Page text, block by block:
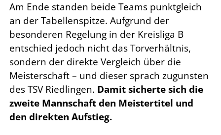
Am Ende standen beide Teams punktgleich
an der Tabellenspitze. Aufgrund der
besonderen Regelung in der Kreisliga B
entschied jedoch nicht das Torverhältnis,
sondern der direkte Vergleich über die
Meisterschaft – und dieser sprach zugunsten
des TSV Riedlingen. Damit sicherte sich die
zweite Mannschaft den Meistertitel und
den direkten Aufstieg.